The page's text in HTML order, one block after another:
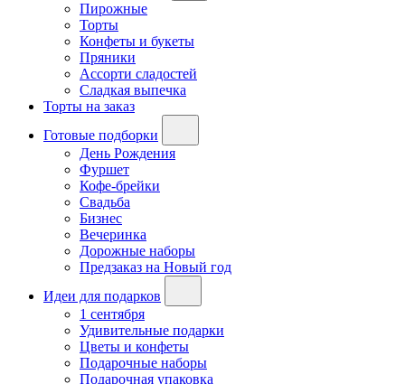
Пирожные
Торты
Конфеты и букеты
Пряники
Ассорти сладостей
Сладкая выпечка
Торты на заказ
Готовые подборки
День Рождения
Фуршет
Кофе-брейки
Свадьба
Бизнес
Вечеринка
Дорожные наборы
Предзаказ на Новый год
Идеи для подарков
1 сентября
Удивительные подарки
Цветы и конфеты
Подарочные наборы
Подарочная упаковка